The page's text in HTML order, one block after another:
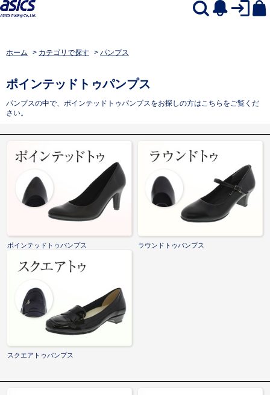
ホーム > カテゴリで探す > パンプス
ポインテッドトゥパンプス
パンプスの中で、ポインテッドトゥパンプスをお探しの方はこちらをご覧くだ
さい。
ポインテッドトゥパンプス ラウンドトゥパンプス
スクエアトゥパンプス